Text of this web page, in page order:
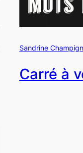
Sandrine
Carré à